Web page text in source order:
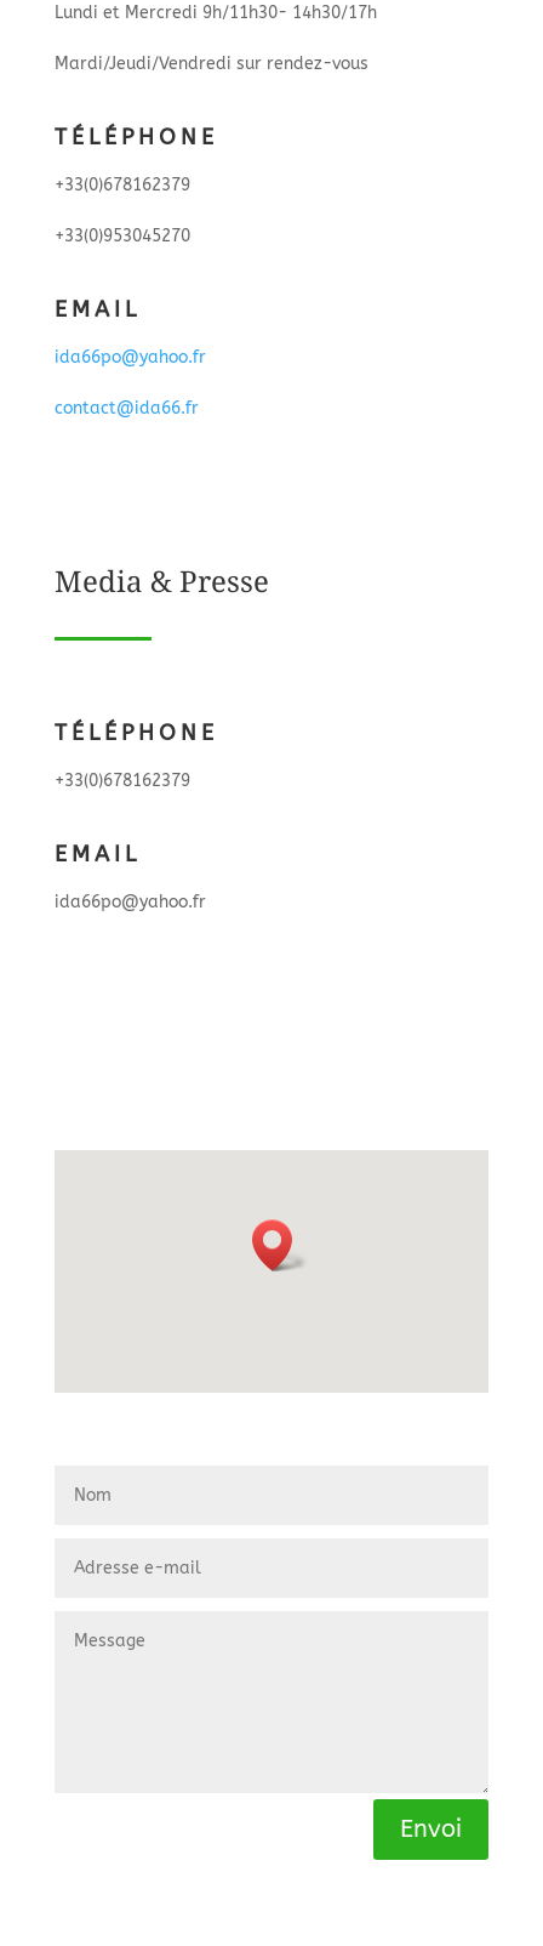
Lundi et Mercredi 9h/11h30- 14h30/17h
Mardi/Jeudi/Vendredi sur rendez-vous
TÉLÉPHONE
+33(0)678162379
+33(0)953045270
EMAIL
ida66po@yahoo.fr
contact@ida66.fr
Media & Presse
TÉLÉPHONE
+33(0)678162379
EMAIL
ida66po@yahoo.fr
Envoi